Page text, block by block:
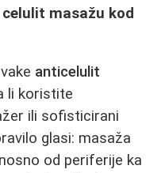
masažu kod
anticelulit
li koristite
ili sofisticirani
glasi: masaža
od periferije ka